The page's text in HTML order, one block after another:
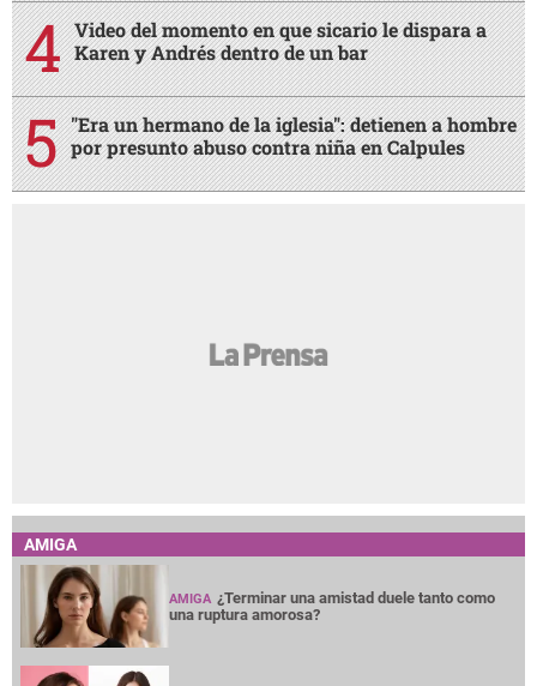
Video del momento en que sicario le dispara a
Karen y Andrés dentro de un bar
"Era un hermano de la iglesia": detienen a hombre
por presunto abuso contra niña en Calpules
AMIGA
AMIGA ¿Terminar una amistad duele tanto como
una ruptura amorosa?